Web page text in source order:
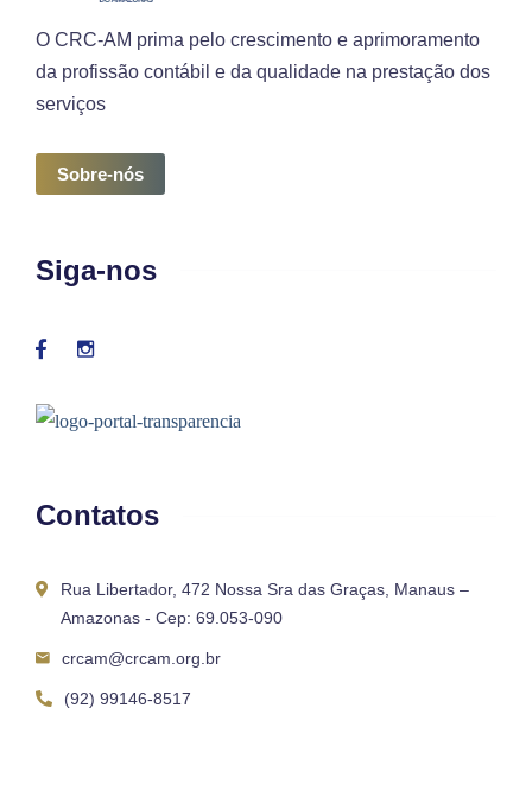
O CRC-AM prima pelo crescimento e aprimoramento
da profissão contábil e da qualidade na prestação dos
serviços
Sobre-nós
Siga-nos
Contatos
Rua Libertador, 472 Nossa Sra das Graças, Manaus –
Amazonas - Cep: 69.053-090
crcam@crcam.org.br
(92) 99146-8517